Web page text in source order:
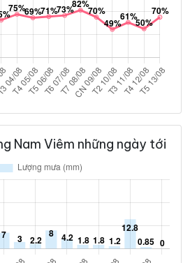
Nam Viêm những ngày tới